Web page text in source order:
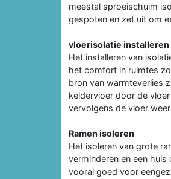
meestal sproeischuim
gespoten en zet uit om
vloerisolatie installeren
Het installeren van
het comfort in ruimtes
bron van warmteverlies
keldervloer door de
vervolgens de vloer
Ramen isoleren
Het isoleren van grote
verminderen en een
vooral goed voor